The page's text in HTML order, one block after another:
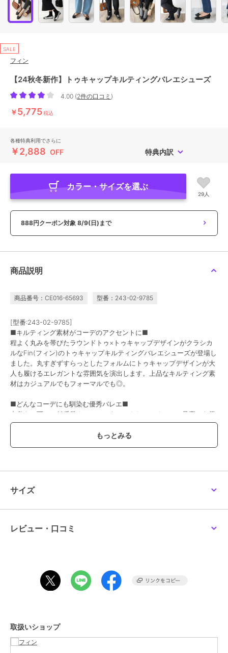
SALE
フィン
【24秋冬新作】トゥキャップキルティングバレエシューズ
4.00 (2件の口コミ )
￥5,775税込
各種特典利用でさらに
￥2,888 OFF 特典内訳
カラー・サイズを選ぶ
29人
888円クーポン対象 8/9(日)まで
商品説明
商品番号：CE016-65693 型番：243-02-9785
[型番:243-02-9785]
■キルティング素材がコーデのアクセントに■
程よく丸みを帯びたラウンドトゥ×トゥキャップデザインがクラシカ
ルなFin(フィン)のトゥキャップキルティングバレエシューズが登場し
ました。丸すぎずすらっとしたフォルムにトゥキャップデザインが大
人も履けるエレガントな雰囲気を演出します。上品なキルティング素
材はカジュアルでもフォーマルでも◎。
■どんなコーデにも馴染む優秀バレエ■
中敷きの下には低反発クッションをセットしているので、足裏にも優
しく通勤通学や沢山歩く普段使いにも最適です。軽くて柔らかな履き
心地は思わず色違いが欲しくなりそう。フラットソールでありなが
ら、ラフになり過ぎない品の良さを持ち合わせた優秀デザインなの
足元をアップデートして。
*低反発スポンジ・・・圧力を分散し、包み込む様なクッション感が
23.5cm/アッパー幅：約14.2cm ソール幅：約7.8cm 重さ：約198g
24.0cm/アッパー幅：約14.4cm ソール幅：約7.9cm 重さ：約207g
・サイズスペックについてはFin独自の方法により採寸しておりま
す。
サイズ
レビュー・口コミ
取扱いショップ